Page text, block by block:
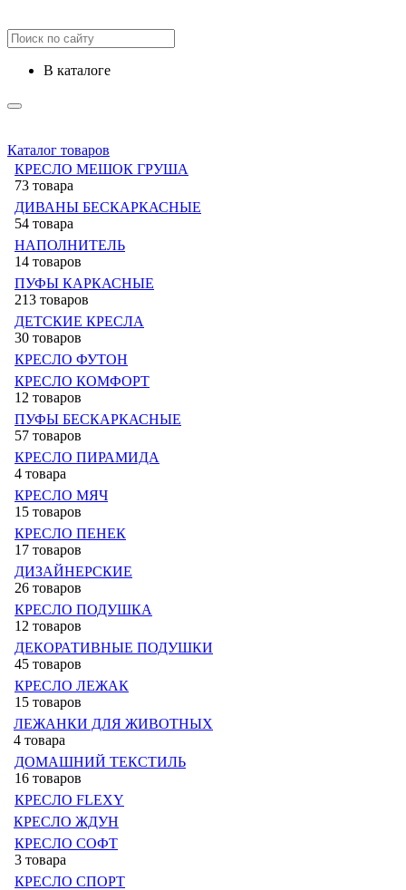
в каталоге
Каталог товаров
КРЕСЛО МЕШОК ГРУША
73 товара
ДИВАНЫ БЕСКАРКАСНЫЕ
54 товара
НАПОЛНИТЕЛЬ
14 товаров
ПУФЫ КАРКАСНЫЕ
213 товаров
ДЕТСКИЕ КРЕСЛА
30 товаров
КРЕСЛО ФУТОН
КРЕСЛО КОМФОРТ
12 товаров
ПУФЫ БЕСКАРКАСНЫЕ
57 товаров
КРЕСЛО ПИРАМИДА
4 товара
КРЕСЛО МЯЧ
15 товаров
КРЕСЛО ПЕНЕК
17 товаров
ДИЗАЙНЕРСКИЕ
26 товаров
КРЕСЛО ПОДУШКА
12 товаров
ДЕКОРАТИВНЫЕ ПОДУШКИ
45 товаров
КРЕСЛО ЛЕЖАК
15 товаров
ЛЕЖАНКИ ДЛЯ ЖИВОТНЫХ
4 товара
ДОМАШНИЙ ТЕКСТИЛЬ
16 товаров
КРЕСЛО FLEXY
КРЕСЛО ЖДУН
КРЕСЛО СОФТ
3 товара
КРЕСЛО СПОРТ